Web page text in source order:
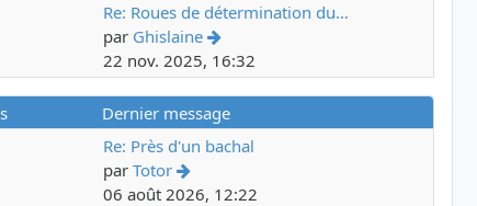
Re: Roues de détermination du…
par Ghislaine
22 nov. 2025, 16:32
Dernier message
Re: Près d'un bachal
par Totor
06 août 2026, 12:22